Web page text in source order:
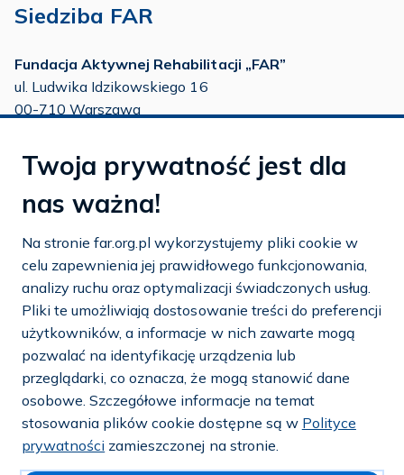
Siedziba FAR
Fundacja Aktywnej Rehabilitacji „FAR”
ul. Ludwika Idzikowskiego 16
00-710 Warszawa
tel.:22 651 88 03
22 858 26 39
tel.:22 642 22 91
e-mail:info@far.org.pl
Polityka prywatności i cookies
Mapa strony
Dostosuj cookies
Twoja prywatność jest dla
nas ważna!
Na stronie far.org.pl wykorzystujemy pliki cookie w
celu zapewnienia jej prawidłowego funkcjonowania,
analizy ruchu oraz optymalizacji świadczonych usług.
Pliki te umożliwiają dostosowanie treści do preferencji
użytkowników, a informacje w nich zawarte mogą
pozwalać na identyfikację urządzenia lub
przeglądarki, co oznacza, że mogą stanowić dane
osobowe. Szczegółowe informacje na temat
stosowania plików cookie dostępne są w Polityce
prywatności zamieszczonej na stronie.